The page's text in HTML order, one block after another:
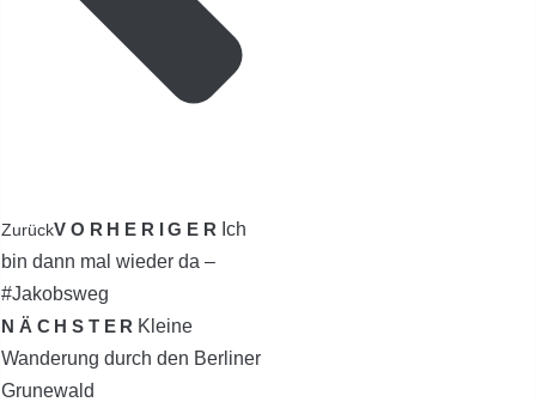
ZurückVORHERIGER Ich
bin dann mal wieder da –
#Jakobsweg
NÄCHSTER Kleine
Wanderung durch den Berliner
Grunewald